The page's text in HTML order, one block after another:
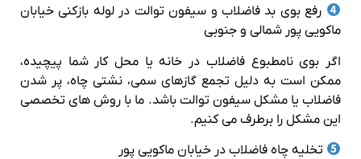
رفع بوی بد فاضلاب و سیفون توالت در لوله بازکنی خیابان
ماکویی پور شمالی و جنوبی
اگر بوی نامطبوع فاضلاب در خانه یا محل کار شما پیچیده،
ممکن است به دلیل تجمع گازهای سمی، نشتی چاه، پر شدن
فاضلاب یا مشکل سیفون توالت باشد. ما با روش‌ های تخصصی
این مشکل را برطرف می‌ کنیم.
تخلیه چاه فاضلاب در خیابان ماکویی پور